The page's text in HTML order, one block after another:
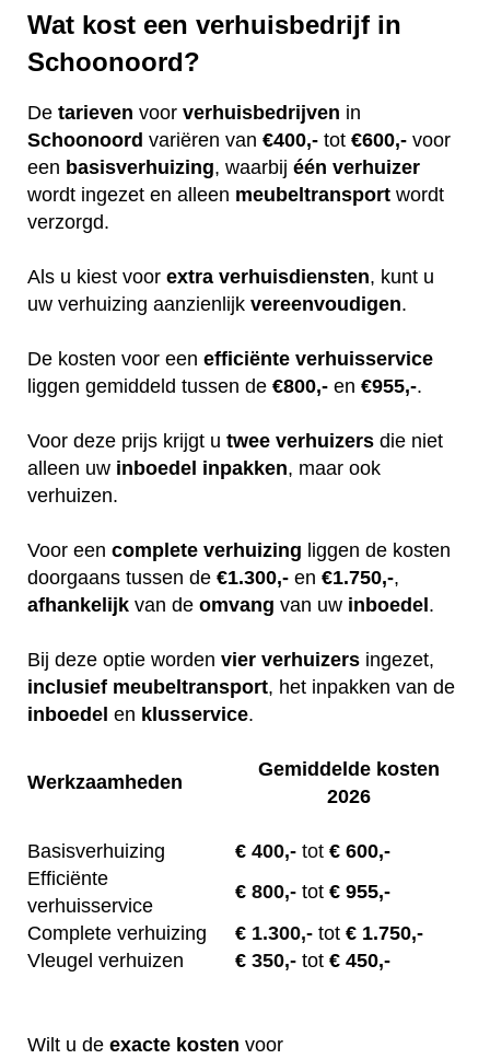
Wat kost een verhuisbedrijf in
Schoonoord?
De tarieven voor verhuisbedrijven in
Schoonoord variëren van €400,- tot €600,- voor
een basisverhuizing, waarbij één verhuizer
wordt ingezet en alleen meubeltransport wordt
verzorgd.
Als u kiest voor extra verhuisdiensten, kunt u
uw verhuizing aanzienlijk vereenvoudigen.
De kosten voor een efficiënte verhuisservice
liggen gemiddeld tussen de €800,- en €955,-.
Voor deze prijs krijgt u twee verhuizers die niet
alleen uw inboedel inpakken, maar ook
verhuizen.
Voor een complete verhuizing liggen de kosten
doorgaans tussen de €1.300,- en €1.750,-,
afhankelijk van de omvang van uw inboedel .
Bij deze optie worden vier verhuizers ingezet,
inclusief meubeltransport, het inpakken van de
inboedel en klusservice.
Werkzaamheden
Gemiddelde kosten
2026
Basisverhuizing € 400,- tot € 600,-
Efficiënte
verhuisservice
€ 800,- tot € 955,-
Complete verhuizing
€ 1.300,- tot € 1.750,-
Vleugel verhuizen
€ 350,- tot € 450,-
Wilt u de exacte kosten voor